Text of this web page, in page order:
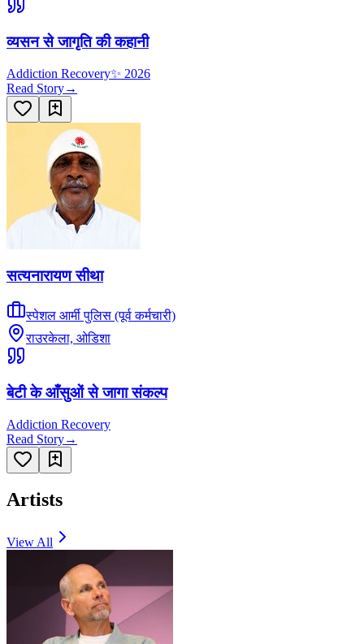
व्यसन से जागृति की कहानी
Addiction Recovery✨ 2026
Read Story→
सत्यनारायण सीथा
स्पेशल आर्मी पुलिस (पूर्व कर्मचारी)
राउरकेला, ओडिशा
बेटी के आँसुओं से जागा संकल्प
Addiction Recovery
Read Story→
Artists
View All